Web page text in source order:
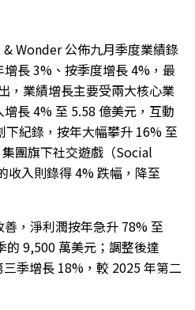
Wonder 公佈九月季度業績錄
長 3%、按季度增長 4%，最
，業績增長主要受兩大核心業
長 4% 至 5.58 億美元，互動
紀錄，按年大幅攀升 16% 至
團旗下社交遊戲（Social
收入則錄得 4% 跌幅，降至
，淨利潤按年急升 78% 至
的 9,500 萬美元；調整後達
季增長 18%，較 2025 年第二